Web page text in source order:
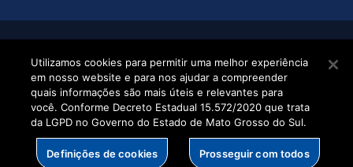
Executiva de
Transformação Digital
Utilizamos cookies para permitir uma melhor experiência
em nosso website e para nos ajudar a compreender
quais informações são mais úteis e relevantes para
você. Conforme Decreto Estadual 15.572/2020 que trata
da LGPD no Governo do Estado de Mato Grosso do Sul.
Definições de cookies Prosseguir com todos